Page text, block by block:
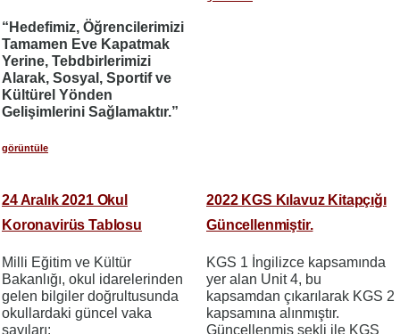
“Hedefimiz, Öğrencilerimizi
Tamamen Eve Kapatmak
Yerine, Tebdbirlerimizi
Alarak, Sosyal, Sportif ve
Kültürel Yönden
Gelişimlerini Sağlamaktır.”
görüntüle
24 Aralık 2021 Okul
Koronavirüs Tablosu
Milli Eğitim ve Kültür
Bakanlığı, okul idarelerinden
gelen bilgiler doğrultusunda
okullardaki güncel vaka
sayıları:
2022 KGS Kılavuz Kitapçığı
Güncellenmiştir.
KGS 1 İngilizce kapsamında
yer alan Unit 4, bu
kapsamdan çıkarılarak KGS 2
kapsamına alınmıştır.
Güncellenmiş şekli ile KGS